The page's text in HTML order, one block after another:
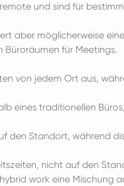
und sind für
aber möglicherweise eine
für Meetings.
von jedem Ort aus,
eines traditionellen
den Standort, während
nicht auf den
work eine Mischung